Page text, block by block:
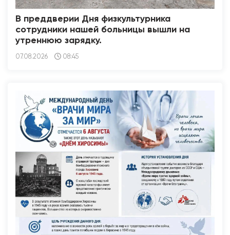
В преддверии Дня физкультурника
сотрудники нашей больницы вышли на
утреннюю зарядку.
07.08.2026 08:45